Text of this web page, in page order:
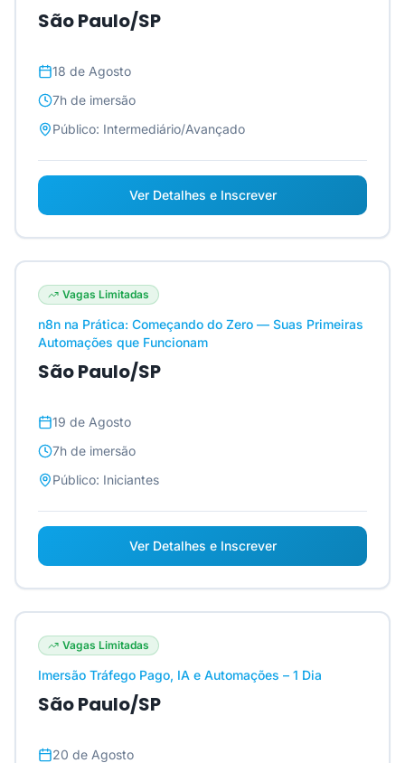
São Paulo/SP
18 de Agosto
7h de imersão
Público: Intermediário/Avançado
Ver Detalhes e Inscrever
Vagas Limitadas
n8n na Prática: Começando do Zero — Suas Primeiras
Automações que Funcionam
São Paulo/SP
19 de Agosto
7h de imersão
Público: Iniciantes
Ver Detalhes e Inscrever
Vagas Limitadas
Imersão Tráfego Pago, IA e Automações – 1 Dia
São Paulo/SP
20 de Agosto